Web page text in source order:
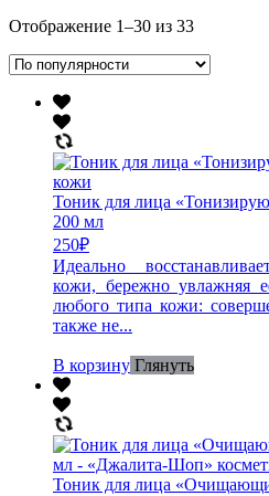
Отображение 1–30 из 33
Тоник для лица
200 мл
250₽
Идеально
кожи, бережно увлажняя
любого типа кожи:
также не...
В корзину Глянуть
Тоник для лица